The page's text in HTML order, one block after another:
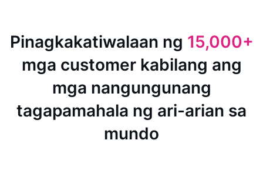
Pinagkakatiwalaan ng 15,000+
mga customer kabilang ang
mga nangungunang
tagapamahala ng ari-arian sa
mundo